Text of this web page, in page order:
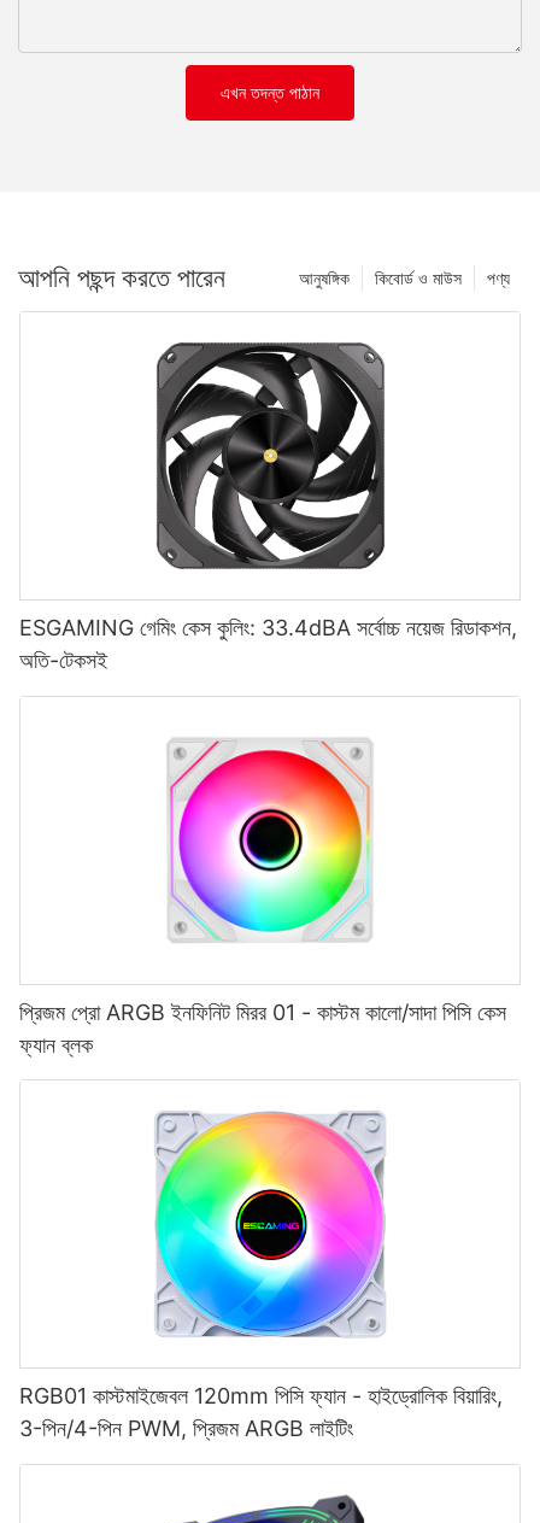
এখন তদন্ত পাঠান
আপনি পছন্দ করতে পারেন পণ্য
কিবোর্ড ও মাউস
আনুষঙ্গিক
ESGAMING গেমিং কেস কুলিং: 33.4dBA সর্বোচ্চ নয়েজ রিডাকশন,
অতি-টেকসই
প্রিজম প্রো ARGB ইনফিনিট মিরর 01 - কাস্টম কালো/সাদা পিসি কেস
ফ্যান ব্লক
RGB01 কাস্টমাইজেবল 120mm পিসি ফ্যান - হাইড্রোলিক বিয়ারিং,
3-পিন/4-পিন PWM, প্রিজম ARGB লাইটিং